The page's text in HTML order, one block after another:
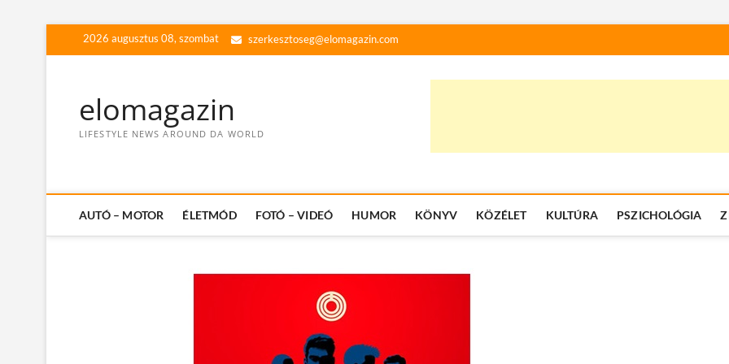
2026 augusztus 08, szombat szerkesztoseg@elomagazin.com
elomagazin
LIFESTYLE NEWS AROUND DA WORLD
AUTÓ – MOTOR ÉLETMÓD FOTÓ – VIDEÓ HUMOR KÖNYV KÖZÉLET KULTÚRA PSZICHOLÓGIA